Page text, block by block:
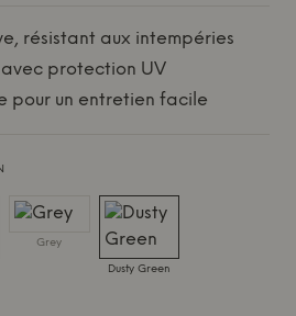
résistant aux intempéries
protection UV
pour un entretien facile
Grey
Dusty Green